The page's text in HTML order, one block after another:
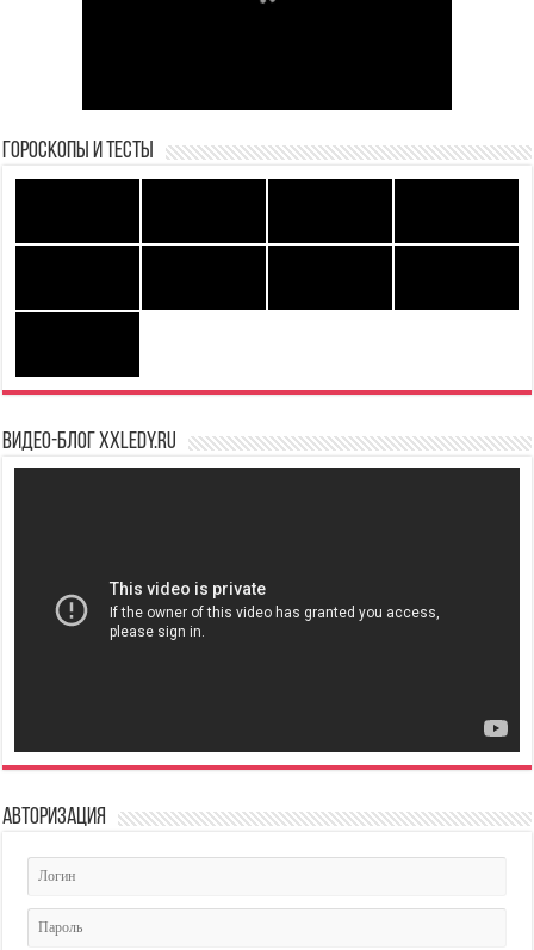
Гороскопы и Тесты
Видео-блог XXLedy.ru
Авторизация